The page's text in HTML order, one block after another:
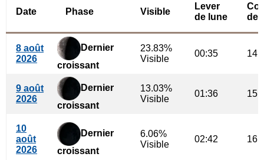
Date Phase Visible
Lever
de lune
de
8 août
2026
Dernier
croissant
23.83%
Visible
00:35
9 août
2026
Dernier
croissant
13.03%
Visible
01:36
10
août
2026
Dernier
croissant
6.06%
Visible
02:42